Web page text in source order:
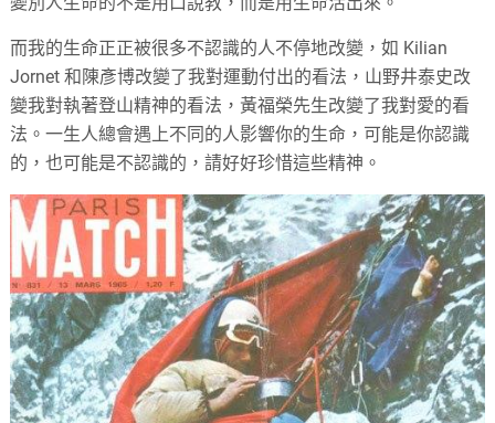
而我的生命正正被很多不認識的人不停地改變，如 Kilian
Jornet 和陳彥博改變了我對運動付出的看法，山野井泰史改
變我對執著登山精神的看法，黃福榮先生改變了我對愛的看
法。一生人總會遇上不同的人影響你的生命，可能是你認識
的，也可能是不認識的，請好好珍惜這些精神。